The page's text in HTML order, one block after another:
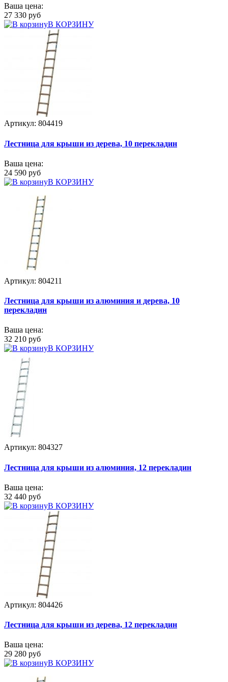
Ваша цена:
27 330 руб
В КОРЗИНУ
Артикул: 804419
Лестница для крыши из дерева, 10 перекладин
Ваша цена:
24 590 руб
В КОРЗИНУ
Артикул: 804211
Лестница для крыши из алюминия и дерева, 10
перекладин
Ваша цена:
32 210 руб
В КОРЗИНУ
Артикул: 804327
Лестница для крыши из алюминия, 12 перекладин
Ваша цена:
32 440 руб
В КОРЗИНУ
Артикул: 804426
Лестница для крыши из дерева, 12 перекладин
Ваша цена:
29 280 руб
В КОРЗИНУ